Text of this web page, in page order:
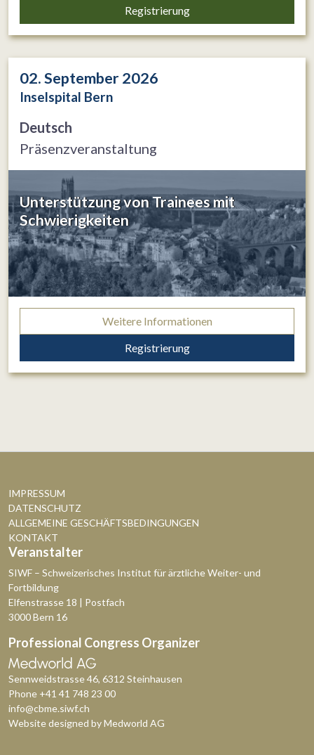
Registrierung
02. September 2026
Inselspital Bern
Deutsch
Präsenzveranstaltung
Unterstützung von Trainees mit
Schwierigkeiten
Weitere Informationen
Registrierung
IMPRESSUM
DATENSCHUTZ
ALLGEMEINE GESCHÄFTSBEDINGUNGEN
KONTAKT
Veranstalter
SIWF – Schweizerisches Institut für ärztliche Weiter- und
Fortbildung
Elfenstrasse 18 | Postfach
3000 Bern 16
Professional Congress Organizer
Sennweidstrasse 46, 6312 Steinhausen
Phone +41 41 748 23 00
info@cbme.siwf.ch
Website designed byMedworld AG